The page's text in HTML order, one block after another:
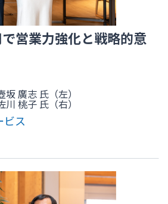
営業力強化と戦略的意
廣志 氏（左）
桃子 氏（右）
ビス